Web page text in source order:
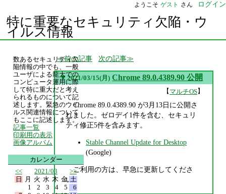
ようこそ ゲスト さん ログイン
特に重要なセキュリティ欠陥・ウ
イルス情報
前の記事 次の記事
▼ 2021/03/15(月) Chrome 89.0.4389.90 公開
【マルチOS】
Chrome 89.0.4389.90 が3月13日に公開さ
れました。ゼロデイ1件を含む、セキュリ
ティ修正5件を含みます。
Stable Channel Update for Desktop
(Google)
ご利用の方は、早急に更新してくださ
い。
数あるセキュリティ欠
陥情報の中でも、一般
ユーザによる龍大での
コンピュータ運用に際
して特に重大だと考え
られるものについて記
述します。緊急のウイ
ルス関連情報について
もここに記述します。
記事一覧
印刷用の表示
画像アルバム
カレンダー
<<
2021/03
>>
日
月 火 水 木 金 土
1
2 3 4 5
6